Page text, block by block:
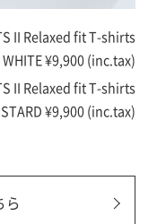
II Relaxed fit T-shirts
WHITE¥9,900 (inc.tax)
II Relaxed fit T-shirts
¥9,900 (inc.tax)
ら